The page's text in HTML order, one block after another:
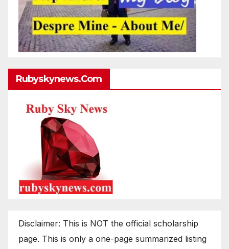
Rubyskynews.com
Disclaimer: This is NOT the official scholarship
page. This is only a one-page summarized listing